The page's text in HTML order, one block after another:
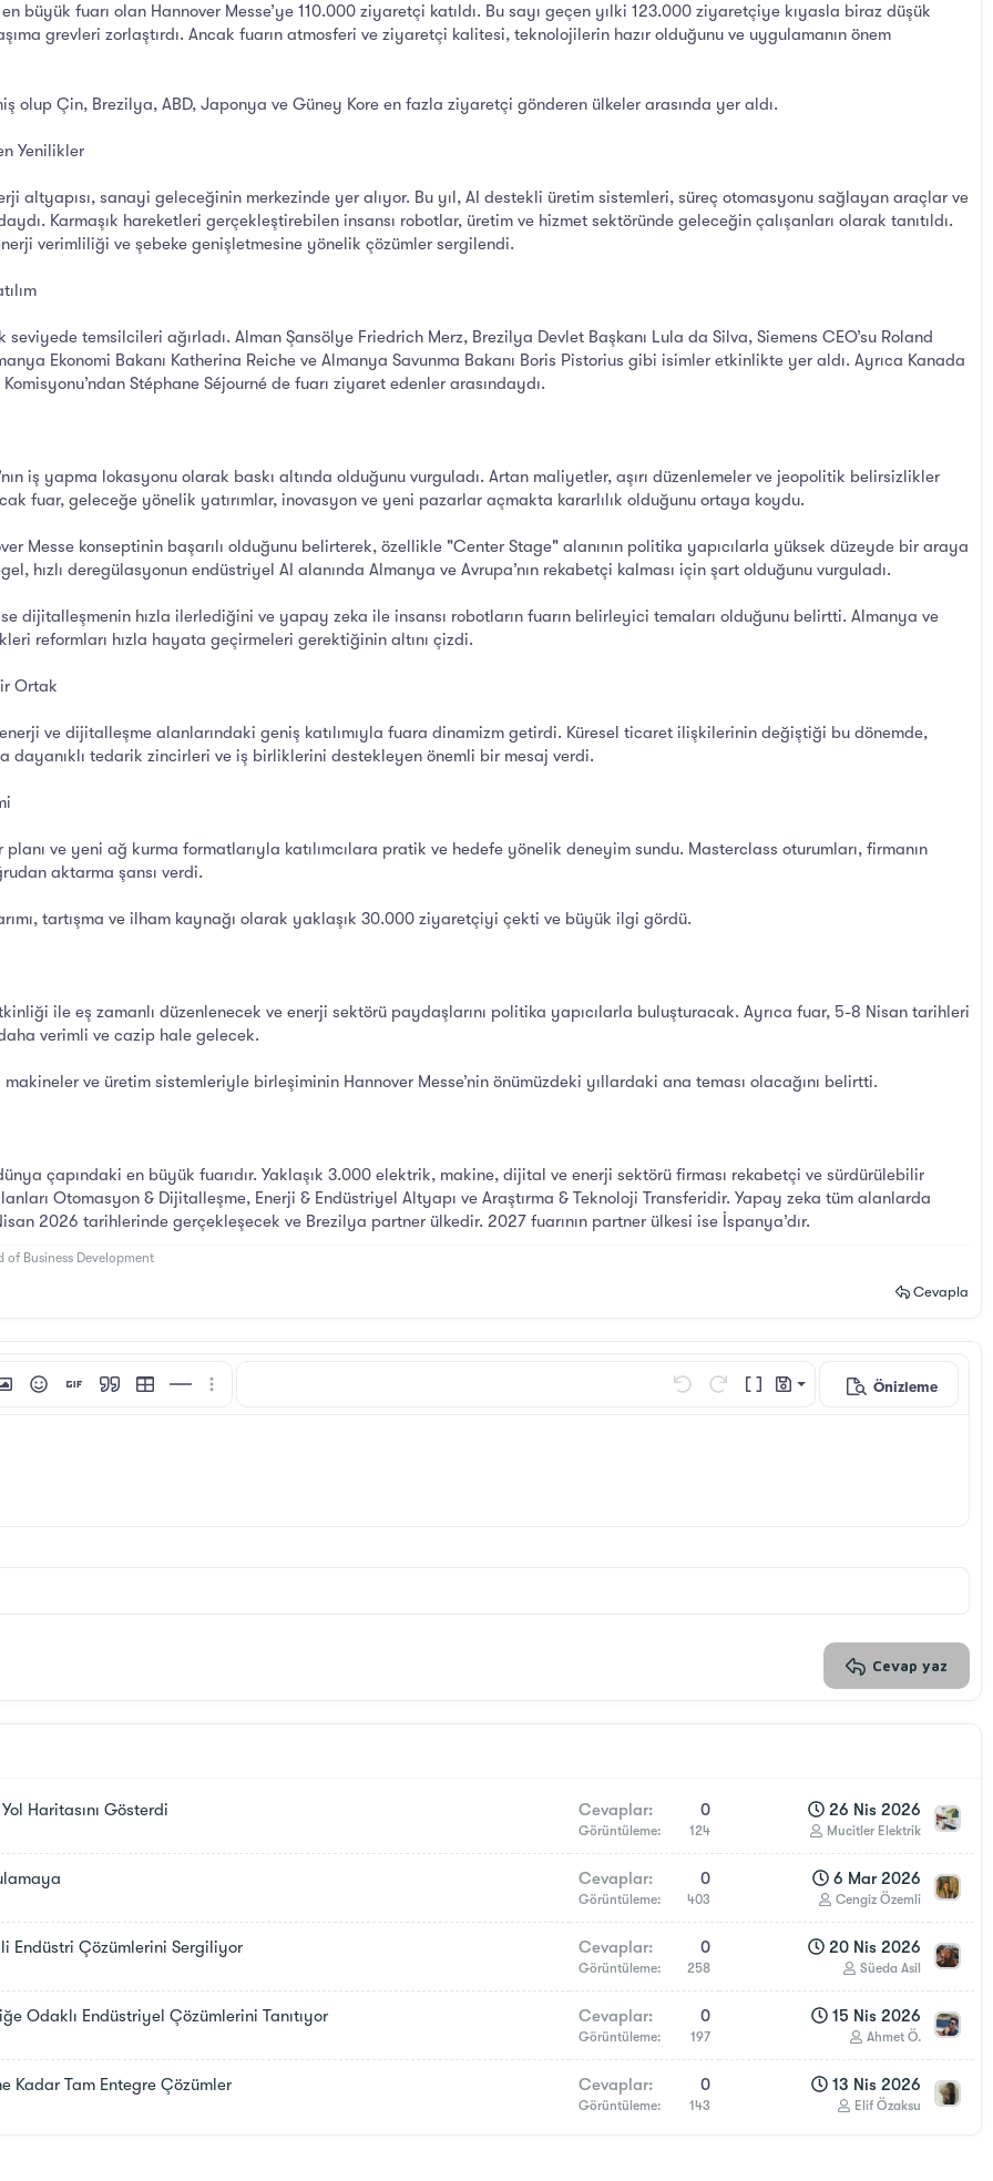
büyük fuarı olan Hannover Messe’ye 110.000 ziyaretçi katıldı. Bu sayı geçen yılki 123.000 ziyaretçiye kıyasla biraz düşük
grevleri zorlaştırdı. Ancak fuarın atmosferi ve ziyaretçi kalitesi, teknolojilerin hazır olduğunu ve uygulamanın önem
olup Çin, Brezilya, ABD, Japonya ve Güney Kore en fazla ziyaretçi gönderen ülkeler arasında yer aldı.
Yenilikler
altyapısı, sanayi geleceğinin merkezinde yer alıyor. Bu yıl, AI destekli üretim sistemleri, süreç otomasyonu sağlayan araçlar ve
Karmaşık hareketleri gerçekleştirebilen insansı robotlar, üretim ve hizmet sektöründe geleceğin çalışanları olarak tanıtıldı.
verimliliği ve şebeke genişletmesine yönelik çözümler sergilendi.
temsilcileri ağırladı. Alman Şansölye Friedrich Merz, Brezilya Devlet Başkanı Lula da Silva, Siemens CEO’su Roland
Ekonomi Bakanı Katherina Reiche ve Almanya Savunma Bakanı Boris Pistorius gibi isimler etkinlikte yer aldı. Ayrıca Kanada
Stéphane Séjourné de fuarı ziyaret edenler arasındaydı.
iş yapma lokasyonu olarak baskı altında olduğunu vurguladı. Artan maliyetler, aşırı düzenlemeler ve jeopolitik belirsizlikler
fuar, geleceğe yönelik yatırımlar, inovasyon ve yeni pazarlar açmakta kararlılık olduğunu ortaya koydu.
Messe konseptinin başarılı olduğunu belirterek, özellikle "Center Stage" alanının politika yapıcılarla yüksek düzeyde bir araya
hızlı deregülasyonun endüstriyel AI alanında Almanya ve Avrupa’nın rekabetçi kalması için şart olduğunu vurguladı.
dijitalleşmenin hızla ilerlediğini ve yapay zeka ile insansı robotların fuarın belirleyici temaları olduğunu belirtti. Almanya ve
reformları hızla hayata geçirmeleri gerektiğinin altını çizdi.
Ortak
ve dijitalleşme alanlarındaki geniş katılımıyla fuara dinamizm getirdi. Küresel ticaret ilişkilerinin değiştiği bu dönemde,
dayanıklı tedarik zincirleri ve iş birliklerini destekleyen önemli bir mesaj verdi.
ve yeni ağ kurma formatlarıyla katılımcılara pratik ve hedefe yönelik deneyim sundu. Masterclass oturumları, firmanın
aktarma şansı verdi.
tartışma ve ilham kaynağı olarak yaklaşık 30.000 ziyaretçiyi çekti ve büyük ilgi gördü.
ile eş zamanlı düzenlenecek ve enerji sektörü paydaşlarını politika yapıcılarla buluşturacak. Ayrıca fuar, 5-8 Nisan tarihleri
verimli ve cazip hale gelecek.
ve üretim sistemleriyle birleşiminin Hannover Messe’nin önümüzdeki yıllardaki ana teması olacağını belirtti.
çapındaki en büyük fuarıdır. Yaklaşık 3.000 elektrik, makine, dijital ve enerji sektörü firması rekabetçi ve sürdürülebilir
Otomasyon & Dijitalleşme, Enerji & Endüstriyel Altyapı ve Araştırma & Teknoloji Transferidir. Yapay zeka tüm alanlarda
2026 tarihlerinde gerçekleşecek ve Brezilya partner ülkedir. 2027 fuarının partner ülkesi ise İspanya’dır.
of Business Development
Cevapla
ekleekle
İfadelerGIF ekle
Alıntı Tablo ekleYatay çizgi ekle
Daha fazla seçenek… Geri alileri alBB Kod aç/kapat
Taslaklar
Taslağı kaydet
Önizleme
Cevap yaz
Haritasını Gösterdi Cevaplar 0
Görüntüleme 124
26 Nis 2026
Mucitler Elektrik
Cevaplar 0
Görüntüleme 403
6 Mar 2026
Cengiz Özemli
Endüstri Çözümlerini Sergiliyor Cevaplar 0
Görüntüleme 258
20 Nis 2026
Süeda Asil
Odaklı Endüstriyel Çözümlerini Tanıtıyor Cevaplar 0
Görüntüleme 197
15 Nis 2026
Ahmet Ö.
Kadar Tam Entegre Çözümler Cevaplar 0
Görüntüleme 143
13 Nis 2026
Elif Özaksu